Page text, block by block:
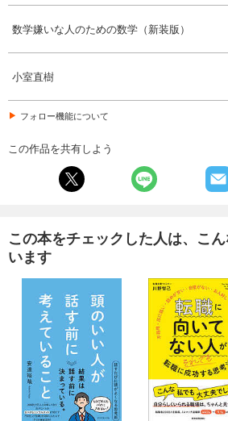
数学嫌いな人のための数学（新装版）
小室直樹
フォロー機能について
この作品を共有しよう
この本をチェックした人は、こ
います